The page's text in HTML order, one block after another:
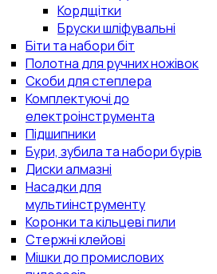
Кордщітки
Бруски шліфувальні
Біти та набори біт
Полотна для ручних ножівок
Скоби для степлера
Комплектуючі до
електроінструмента
Підшипники
Бури, зубила та набори бурів
Диски алмазні
Насадки для
мультиінструменту
Коронки та кільцеві пили
Стержні клейові
Мішки до промислових